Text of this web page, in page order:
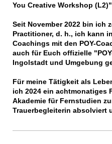
You Creative Workshop
Seit November 2022 bin ich
Practitioner, d. h., ich kann
Coachings mit den POY-
auch für Euch offizielle
Ingolstadt und Umgebung
Für meine Tätigkeit als
ich 2024 ein achtmonatiges
Akademie für Fernstudien
Trauerbegleiterin absolviert